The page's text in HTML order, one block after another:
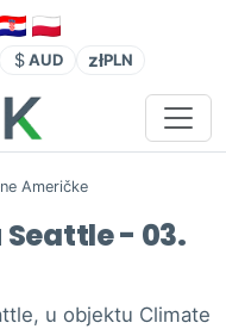
AUD złPLN
Američke
Seattle - 03.
u objektu Climate